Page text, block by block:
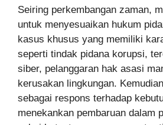
Seiring perkembangan zaman,
untuk menyesuaikan hukum
kasus khusus yang memiliki
seperti tindak pidana korupsi,
siber, pelanggaran hak asasi
kerusakan lingkungan.
sebagai respons terhadap
menekankan pembaruan dalam